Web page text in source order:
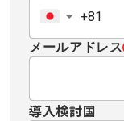
メールアドレス
導入検討国